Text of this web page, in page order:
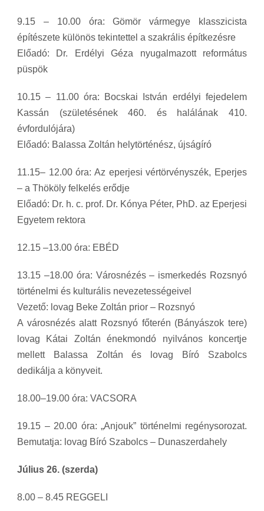
9.15 – 10.00 óra: Gömör vármegye klasszicista
építészete különös tekintettel a szakrális építkezésre
Előadó: Dr. Erdélyi Géza nyugalmazott református
püspök
10.15 – 11.00 óra: Bocskai István erdélyi fejedelem
Kassán (születésének 460. és halálának 410.
évfordulójára)
Előadó: Balassa Zoltán helytörténész, újságíró
11.15– 12.00 óra: Az eperjesi vértörvényszék, Eperjes
– a Thököly felkelés erődje
Előadó: Dr. h. c. prof. Dr. Kónya Péter, PhD. az Eperjesi
Egyetem rektora
12.15 –13.00 óra: EBÉD
13.15 –18.00 óra: Városnézés – ismerkedés Rozsnyó
történelmi és kulturális nevezetességeivel
Vezető: lovag Beke Zoltán prior – Rozsnyó
A városnézés alatt Rozsnyó főterén (Bányászok tere)
lovag Kátai Zoltán énekmondó nyilvános koncertje
mellett Balassa Zoltán és lovag Bíró Szabolcs
dedikálja a könyveit.
18.00–19.00 óra: VACSORA
19.15 – 20.00 óra: „Anjouk” történelmi regénysorozat.
Bemutatja: lovag Bíró Szabolcs – Dunaszerdahely
Július 26. (szerda)
8.00 – 8.45 REGGELI